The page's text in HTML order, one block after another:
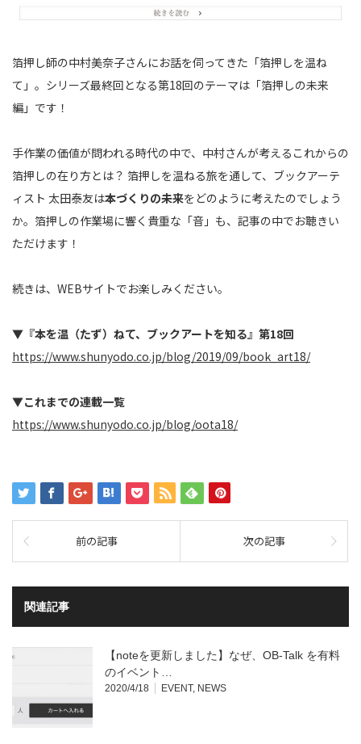
箔押し師の中村美奈子さんにお話を伺ってきた「箔押しを温ね
て」。シリーズ最終回となる第18回のテーマは「箔押しの未来
編」です！
手作業の価値が問われる時代の中で、中村さんが考えるこれからの
箔押しの在り方とは？ 箔押しを温ねる旅を通して、ブックアーテ
ィスト 太田泰友は本づくりの未来をどのように考えたのでしょう
か。箔押しの作業場に響く貴重な「音」も、記事の中でお聴きい
ただけます！
続きは、WEBサイトでお楽しみください。
▼ 『本を温（たず）ねて、ブックアートを知る』第18回
https://www.shunyodo.co.jp/blog/2019/09/book_art18/
▼これまでの連載一覧
https://www.shunyodo.co.jp/blog/oota18/
前の記事 次の記事
関連記事
【noteを更新しました】なぜ、OB-Talk を有料
のイベント…
2020/4/18 EVENT, NEWS